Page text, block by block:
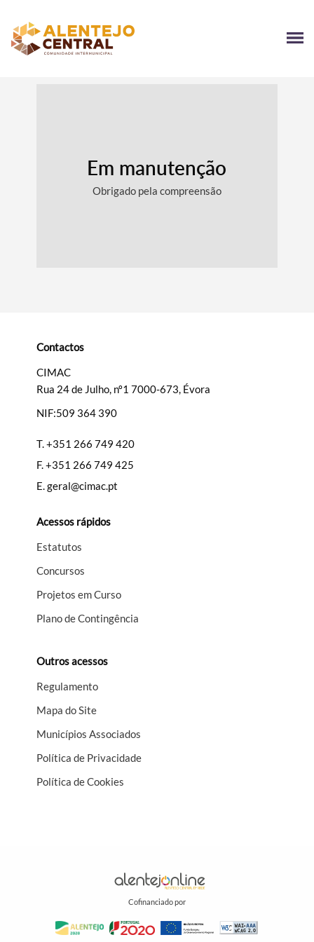
Termo de Pesquisa
Categorias gerais
Filtros
Em manutenção
Obrigado pela compreensão
Contactos
CIMAC
Rua 24 de Julho, nº1 7000-673, Évora
NIF:509 364 390
T.+351 266 749 420
F.+351 266 749 425
E.geral@cimac.pt
Acessos rápidos
Estatutos
Concursos
Projetos em Curso
Plano de Contingência
Outros acessos
Regulamento
Mapa do Site
Municípios Associados
Política de Privacidade
Política de Cookies
Cofinanciado por